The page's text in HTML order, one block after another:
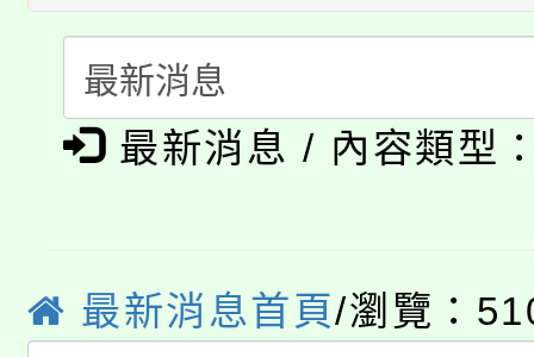
會
115年食農教育專業人
程
「本色祭」8/29、30在
場熱烈登場!
8/21下午1時於龍潭區
開!
115年桃園市運動會8/
最新消息 / 內容類型
最新消息首頁/瀏覽：